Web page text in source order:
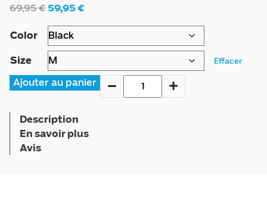
69,95€59,95€
Color
Size
Effacer
Ajouter au panier
Description
En savoir plus
Avis